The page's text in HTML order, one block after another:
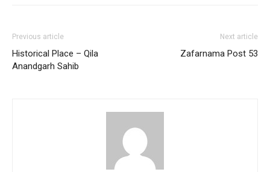
Previous article
Historical Place – Qila
Anandgarh Sahib
Next article
Zafarnama Post 53